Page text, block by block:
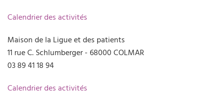
Calendrier des activités
Maison de la Ligue et des patients
11 rue C. Schlumberger - 68000 COLMAR
03 89 41 18 94
Calendrier des activités